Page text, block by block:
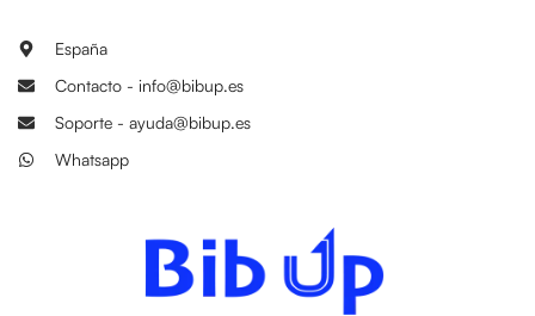
España
Contacto - info@bibup.es
Soporte - ayuda@bibup.es
Whatsapp